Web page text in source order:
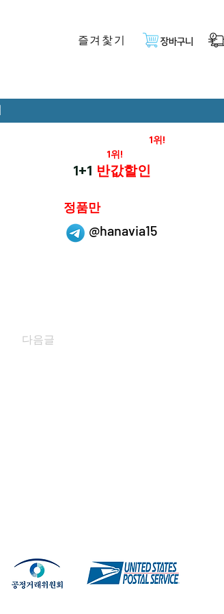
즐겨찿기 장바구니
@hanavia15
1위!
1위!
1+1 반값할인
정품만
다음글